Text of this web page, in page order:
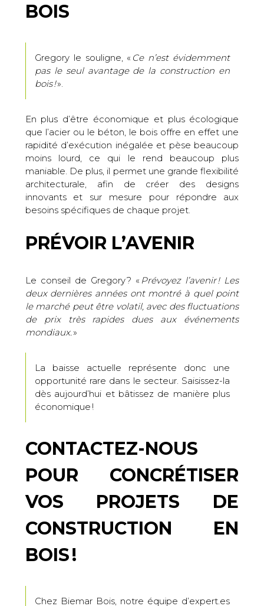
BOIS
Gregory le souligne, « Ce n’est évidemment
pas le seul avantage de la construction en
bois !».
En plus d’être économique et plus écologique
que l’acier ou le béton, le bois offre en effet une
rapidité d’exécution inégalée et pèse beaucoup
moins lourd, ce qui le rend beaucoup plus
maniable. De plus, il permet une grande flexibilité
architecturale, afin de créer des designs
innovants et sur mesure pour répondre aux
besoins spécifiques de chaque projet.
PRÉVOIR L’AVENIR
Le conseil de Gregory ? « Prévoyez l’avenir ! Les
deux dernières années ont montré à quel point
le marché peut être volatil, avec des fluctuations
de prix très rapides dues aux événements
mondiaux.»
La baisse actuelle représente donc une
opportunité rare dans le secteur. Saisissez-la
dès aujourd’hui et bâtissez de manière plus
économique !
CONTACTEZ-NOUS
POUR CONCRÉTISER
VOS PROJETS DE
CONSTRUCTION EN
BOIS !
Chez Biemar Bois, notre équipe d’expert.es